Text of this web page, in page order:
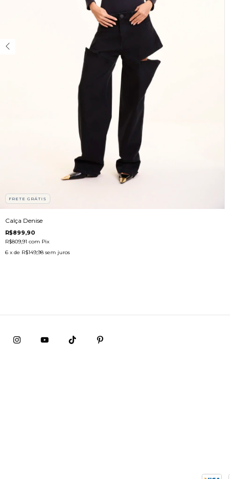
FRETE GRÁTIS
Calça Denise
R$899,90
R$809,91 com Pix
6 x de R$149,98 sem juros